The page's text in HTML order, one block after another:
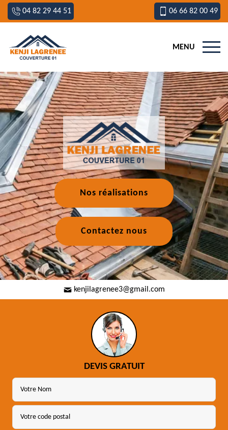
04 82 29 44 51 06 66 82 00 49
MENU
Nos réalisations
Contactez nous
kenjilagrenee3@gmail.com
DEVIS GRATUIT